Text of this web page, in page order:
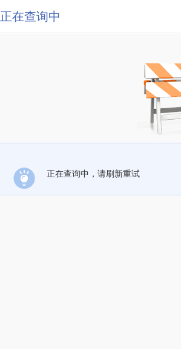
正在查询中
正在查询中，请刷新重试